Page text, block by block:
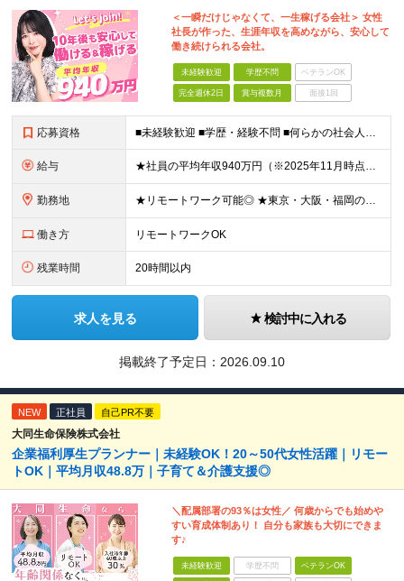
＜一瞬だけじゃなくて、一生稼げる会社＞ 女性
社長が作った、生涯年収を高めながら、安心して
働き続けられる会社。
未経験歓迎 学歴不問 ベテランOK
完全週休2日 賞与複数月 面接1回
応募資格 ■未経験歓迎 ■学歴・経験不問 ■何らかの社会人経験がある方 ＜こんな方に向いています！＞ ・頑張った分評価されたい方 ・将来役立つ知識を身につけたい方 ・新しいことを学ぶのが好きな方 ・趣味
給与 ★社員の平均年収940万円（※2025年11月時点） ★転職者は全員収入アップを実現 ★入社半年で昇給した実績あり！ 【営業未経験】 月給35万8,000円～（固定残業代含む）＋インセンティブ ＋賞
勤務地 ★リモートワーク可能◎ ★東京・大阪・福岡の3拠点で募集中／ご希望の勤務地で配属します ★転勤なし ＜東京支店＞ 東京都港区三田1丁目4番28号 三田国際ビル2階 ＜大阪本社＞ 大阪府大阪市北区梅
働き方 リモートワークOK
残業時間 20時間以内
求人を見る 検討中に入れる
掲載終了予定日： 2026.09.10
NEW 正社員 自己PR不要
大同生命保険株式会社
企業福利厚生プランナー｜未経験OK！20～50代女性活躍｜リモー
トOK｜平均月収48.8万｜子育て＆介護支援◎
＼配属部署の93％は女性／ 何歳からでも始めや
すい育成体制あり！ 自分も家族も大切にできま
す♪
未経験歓迎 学歴不問 ベテランOK